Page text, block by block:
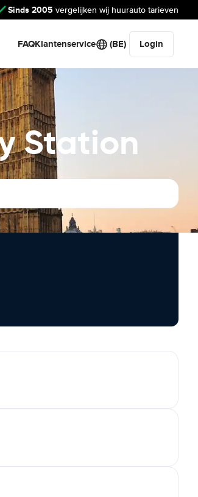
Sinds 2005 vergelijken wij huurauto tarieven
FAQKlantenservice (BE) Login
Station